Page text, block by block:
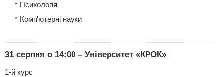
Психологія
Комп'ютерні науки
31 серпня о 14:00 – Університет «КРОК»
1-й курс